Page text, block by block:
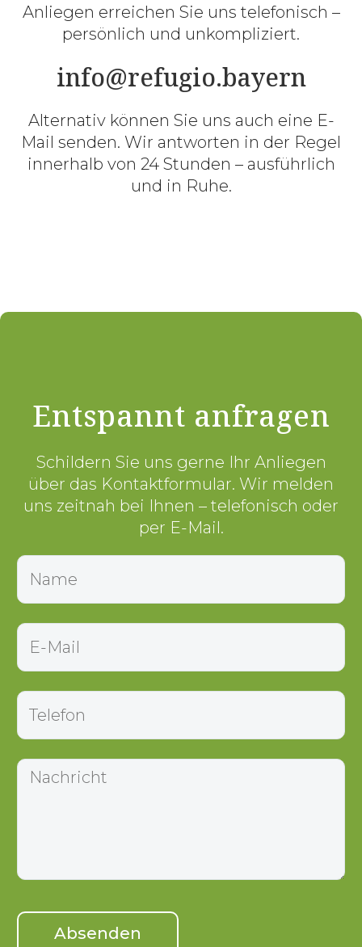
Anliegen erreichen Sie uns telefonisch –
persönlich und unkompliziert.
info@refugio.bayern
Alternativ können Sie uns auch eine E-
Mail senden. Wir antworten in der Regel
innerhalb von 24 Stunden – ausführlich
und in Ruhe.
Entspannt anfragen
Schildern Sie uns gerne Ihr Anliegen
über das Kontaktformular. Wir melden
uns zeitnah bei Ihnen – telefonisch oder
per E-Mail.